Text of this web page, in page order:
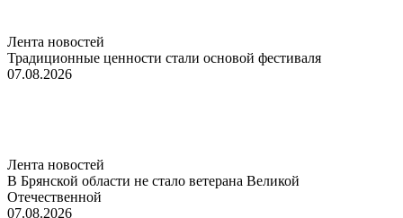
Лента новостей
Традиционные ценности стали основой фестиваля
07.08.2026
Лента новостей
В Брянской области не стало ветерана Великой
Отечественной
07.08.2026